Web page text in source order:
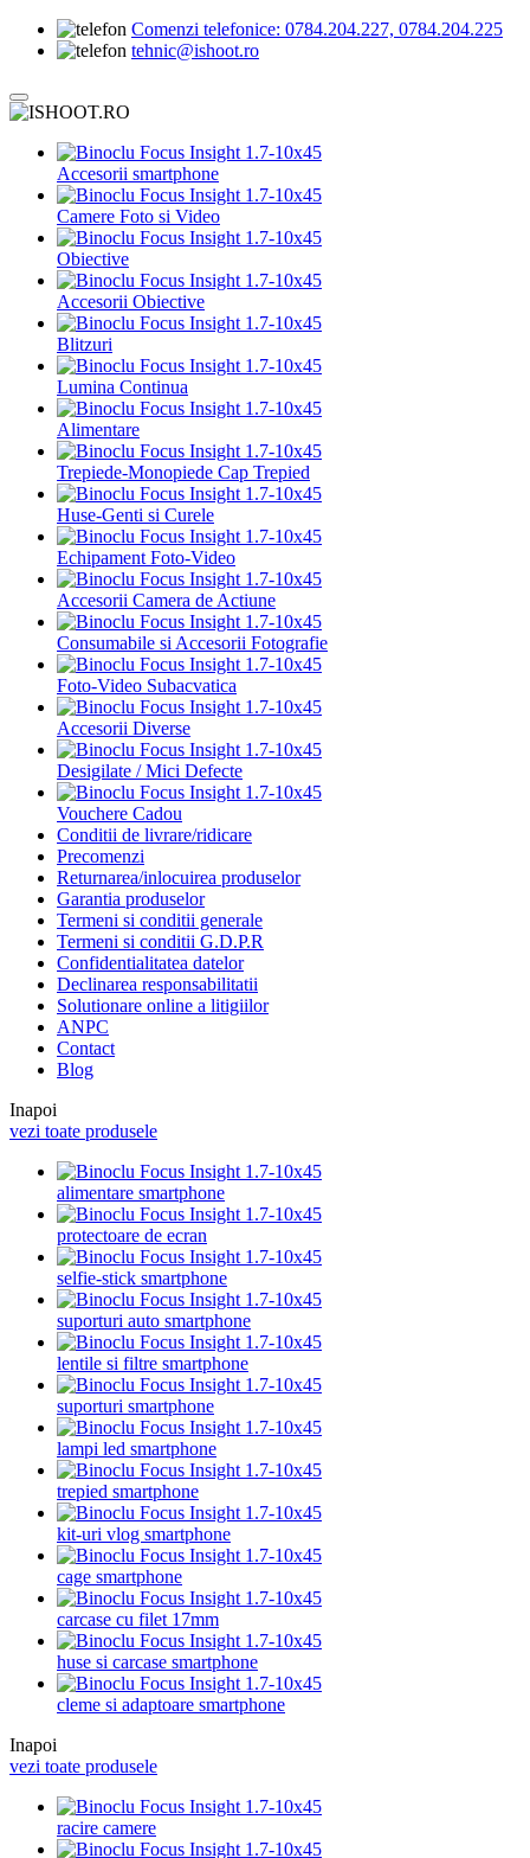
Comenzi telefonice: 0784.204.227, 0784.204.225
tehnic@ishoot.ro
Accesorii smartphone
Camere Foto si Video
Obiective
Accesorii Obiective
Blitzuri
Lumina Continua
Alimentare
Trepiede-Monopiede Cap Trepied
Huse-Genti si Curele
Echipament Foto-Video
Accesorii Camera de Actiune
Consumabile si Accesorii Fotografie
Foto-Video Subacvatica
Accesorii Diverse
Desigilate / Mici Defecte
Vouchere Cadou
Conditii de livrare/ridicare
Precomenzi
Returnarea/inlocuirea produselor
Garantia produselor
Termeni si conditii generale
Termeni si conditii G.D.P.R
Confidentialitatea datelor
Declinarea responsabilitatii
Solutionare online a litigiilor
ANPC
Contact
Blog
Inapoi
vezi toate produsele
alimentare smartphone
protectoare de ecran
selfie-stick smartphone
suporturi auto smartphone
lentile si filtre smartphone
suporturi smartphone
lampi led smartphone
trepied smartphone
kit-uri vlog smartphone
cage smartphone
carcase cu filet 17mm
huse si carcase smartphone
cleme si adaptoare smartphone
Inapoi
vezi toate produsele
racire camere